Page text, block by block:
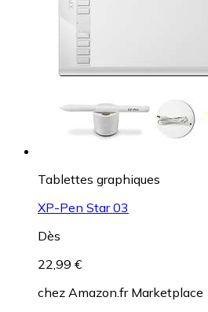
Tablettes graphiques
XP-Pen Star 03
Dès
22,99 €
chez Amazon.fr Marketplace